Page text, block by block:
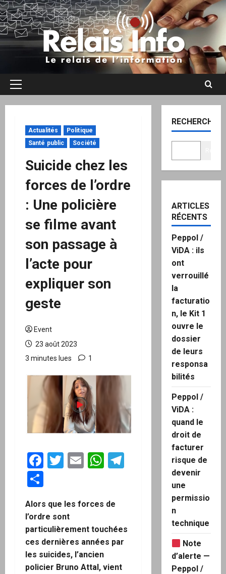
Aller
au
contenu
Menu
Actualités
Politique
Santé public
Société
Suicide chez les
forces de l’ordre
: Une policière
se filme avant
son passage à
l’acte pour
expliquer son
geste
Event
23 août 2023
3 minutes lues
1
Facebook
Twitter
EmailWhatsApp
Telegram
Alors que les forces de
l’ordre sont
particulièrement touchées
ces dernières années par
les suicides, l’ancien
policier Bruno Attal, vient
RECHERCHER
ARTICLES
RÉCENTS
Peppol /
ViDA : ils
ont
verrouillé
la
facturatio
n, le Kit 1
ouvre le
dossier
de leurs
responsa
bilités
Peppol /
ViDA :
quand le
droit de
facturer
risque de
devenir
une
permissio
n
technique
Note
d’alerte —
Peppol /